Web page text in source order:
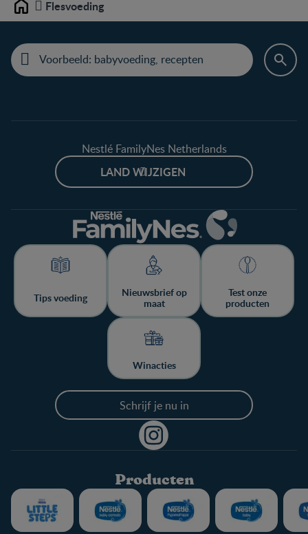
Home Flesvoeding​
Nestlé FamilyNes Netherlands
LAND WIJZIGEN
Tips voeding
Nieuwsbrief op
maat
Test onze
producten
Winacties
Schrijf je nu in
Producten